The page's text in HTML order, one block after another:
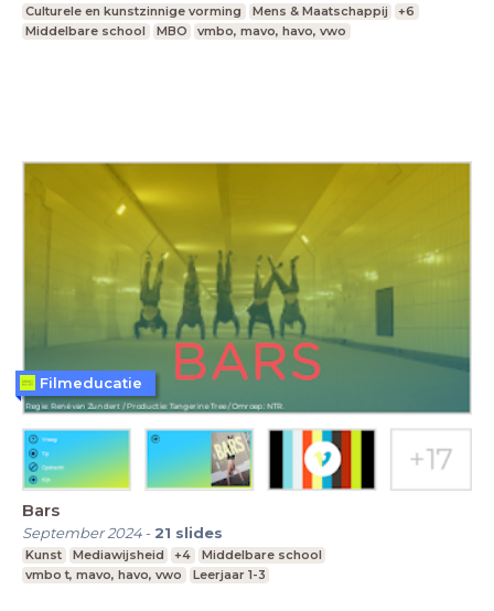
Culturele en kunstzinnige vorming Mens & Maatschappij
+6
Middelbare school
MBO vmbo, mavo, havo, vwo
Bars
September 2024- 21 slides
Kunst Mediawijsheid +4
Middelbare school
vmbo t, mavo, havo, vwo
Leerjaar 1-3
Filmeducatie